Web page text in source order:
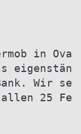
in
Wir
25